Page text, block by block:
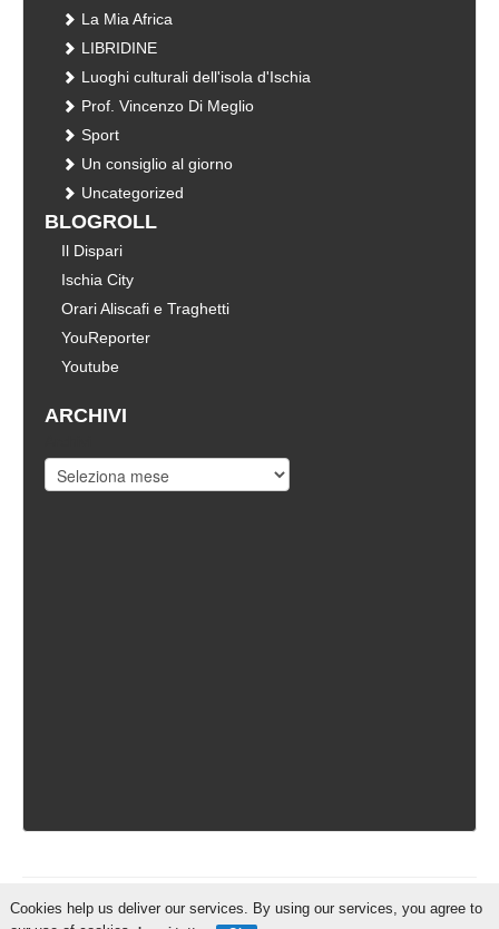
La Mia Africa
LIBRIDINE
Luoghi culturali dell'isola d'Ischia
Prof. Vincenzo Di Meglio
Sport
Un consiglio al giorno
Uncategorized
BLOGROLL
Il Dispari
Ischia City
Orari Aliscafi e Traghetti
YouReporter
Youtube
ARCHIVI
IschiaReporter.it - Curato daPietro Coppa
Cookies help us deliver our services. By using our services, you agree to